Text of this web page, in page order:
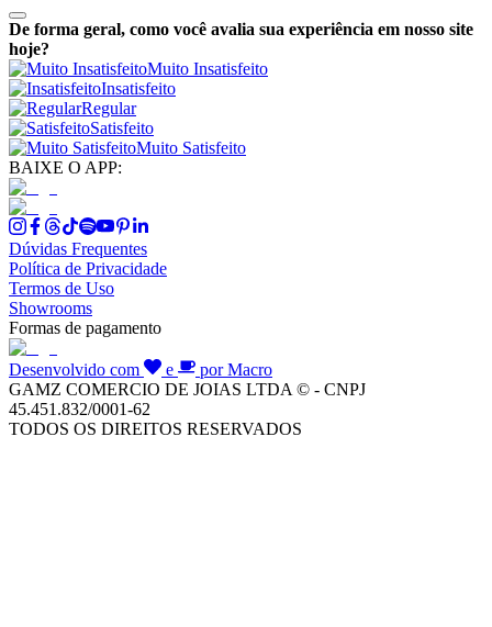
De forma geral, como você avalia sua experiência em nosso site
hoje?
Muito Insatisfeito
Insatisfeito
Regular
Satisfeito
Muito Satisfeito
BAIXE O APP:
Dúvidas Frequentes
Política de Privacidade
Termos de Uso
Showrooms
Formas de pagamento
Desenvolvido com e
por Macro
GAMZ COMERCIO DE JOIAS LTDA © - CNPJ
45.451.832/0001-62
TODOS OS DIREITOS RESERVADOS